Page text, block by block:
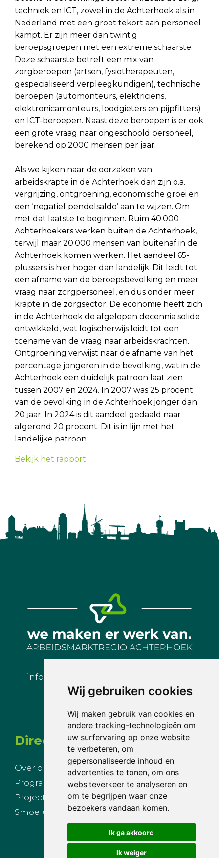
Wij gebruiken cookies
Wij maken gebruik van cookies en
andere tracking-technologieën om
uw surfervaring op onze website
te verbeteren, om
gepersonaliseerde inhoud en
advertenties te tonen, om ons
websiteverkeer te analyseren en
om te begrijpen waar onze
bezoekers vandaan komen.
Ik ga akkoord
Ik weiger
techniek en ICT, zowel in de Achterhoek als in
Nederland met een groot tekort aan personeel
kampt. Er zijn meer dan twintig
beroepsgroepen met een extreme schaarste.
Deze schaarste betreft een mix van
zorgberoepen (artsen, fysiotherapeuten,
gespecialiseerd verpleegkundigen), technische
beroepen (automonteurs, elektriciens,
elektronicamonteurs, loodgieters en pijpfitters)
en ICT-beroepen. Naast deze beroepen is er ook
een grote vraag naar ongeschoold personeel,
berekend op 2000 mensen per jaar.
Als we kijken naar de oorzaken van
arbeidskrapte in de Achterhoek dan zijn o.a.
vergrijzing, ontgroening, economische groei en
een ‘negatief pendelsaldo’ aan te wijzen. Om
met dat laatste te beginnen. Ruim 40.000
Achterhoekers werken buiten de Achterhoek,
terwijl maar 20.000 mensen van buitenaf in de
Achterhoek komen werken. Het aandeel 65-
plussers is hier hoger dan landelijk. Dit leidt tot
een afname van de beroepsbevolking en meer
vraag naar zorgpersoneel, en dus onder meer
krapte in de zorgsector. De economie heeft zich
in de Achterhoek de afgelopen decennia solide
ontwikkeld, wat logischerwijs leidt tot een
toename van de vraag naar arbeidskrachten.
Ontgroening verwijst naar de afname van het
percentage jongeren in de bevolking, wat in de
Achterhoek een duidelijk patroon laat zien
tussen 2007 en 2024. In 2007 was 25 procent
van de bevolking in de Achterhoek jonger dan
20 jaar. In 2024 is dit aandeel gedaald naar
afgerond 20 procent. Dit is in lijn met het
landelijke patroon.
Bekijk het rapport
info@arbeidsmarktregioachterhoek.nl
Direct naar
Over ons
Programmalijnen
Projecten
Smoelenboek
Nieuws
Agenda
Inloggen
Privacy